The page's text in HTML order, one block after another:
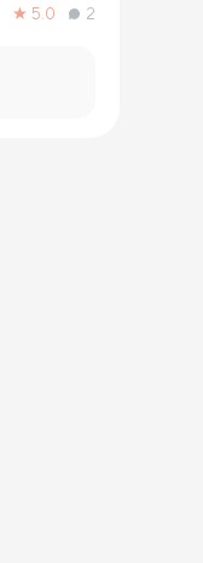
5.0 2